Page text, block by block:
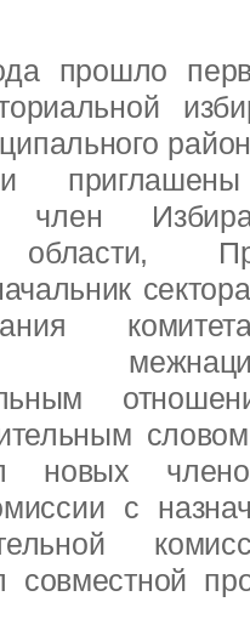
прошло
области,
новых
с
совместной